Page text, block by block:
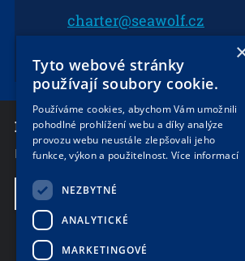
charter@seawolf.cz
NEWSLETTER
Tyto webové stránky
používají soubory cookie.
Používáme cookies, abychom Vám umožnili
pohodlné prohlížení webu a díky analýze
provozu webu neustále zlepšovali jeho
funkce, výkon a použitelnost.Více informací
NEZBYTNÉ
ANALYTICKÉ
MARKETINGOVÉ